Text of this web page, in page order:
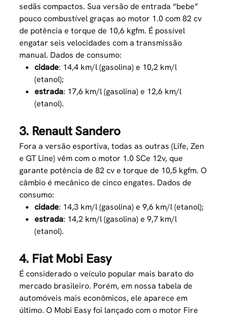
sedãs compactos. Sua versão de entrada “bebe”
pouco combustível graças ao motor 1.0 com 82 cv
de potência e torque de 10,6 kgfm. É possível
engatar seis velocidades com a transmissão
manual. Dados de consumo:
cidade: 14,4 km/l (gasolina) e 10,2 km/l
(etanol);
estrada: 17,6 km/l (gasolina) e 12,6 km/l
(etanol).
3. Renault Sandero
Fora a versão esportiva, todas as outras (Life, Zen
e GT Line) vêm com o motor 1.0 SCe 12v, que
garante potência de 82 cv e torque de 10,5 kgfm. O
câmbio é mecânico de cinco engates. Dados de
consumo:
cidade: 14,3 km/l (gasolina) e 9,6 km/l (etanol);
estrada: 14,2 km/l (gasolina) e 9,7 km/l
(etanol).
4. Fiat Mobi Easy
É considerado o veículo popular mais barato do
mercado brasileiro. Porém, em nossa tabela de
automóveis mais econômicos, ele aparece em
último. O Mobi Easy foi lançado com o motor Fire